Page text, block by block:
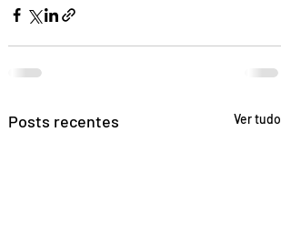
Posts recentes Ver tudo